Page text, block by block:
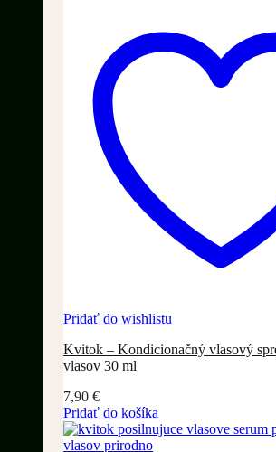
Pridať do wishlistu
Kvitok – Kondicionačný vlasový
vlasov 30 ml
7,90 €
Pridať do košíka